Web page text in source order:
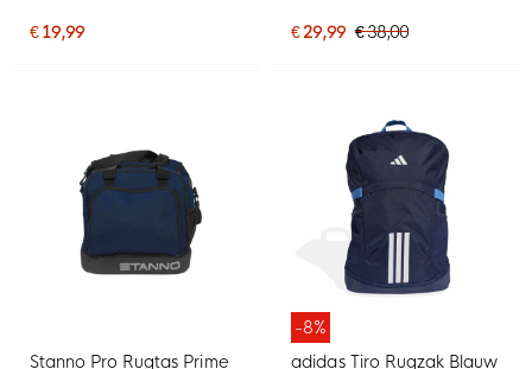
€ 19,99
€ 29,99 € 38,00
Stanno Pro Rugtas Prime
-8%
adidas Tiro Rugzak Blauw